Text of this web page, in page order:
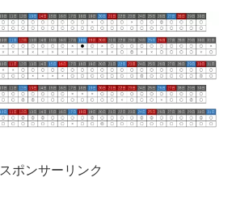
スポンサーリンク